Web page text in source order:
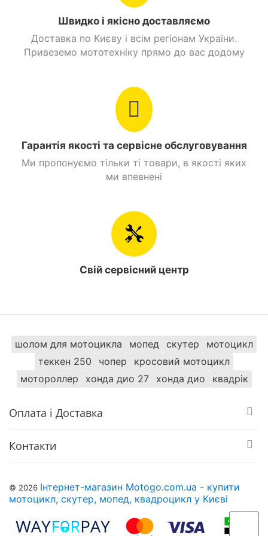
ланцюга 520.
Марка ланцюга
Вага 131 кг.
2х місне
Немає
Задній багажник Є
Трубчастий каркас
15 л.
Є
Мотоцикли 250 см. куб. Shineray
Швидко і якісно доставляємо
Доставка по Києву і всім регіонам України.
Привеземо мототехніку прямо до вас додому
Гарантія якості та сервісне обслуговування
Ми пропонуємо тільки ті товари, в якості яких
ми впевнені
Свій сервісний центр
шолом для мотоцикла мопед скутер
мотоцикл
теккен 250
чопер
кросовий мотоцикл
мотороллер
хонда дио 27 хонда дио квадрік
Оплата і Доставка
Контакти
© 2026 Інтернет-магазин Motogo.com.ua - купити
мотоцикл, скутер, мопед, квадроцикл у Києві